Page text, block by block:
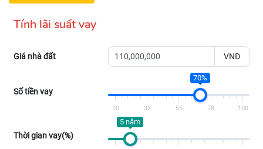
Tính lãi suất vay
Giá nhà đất VNĐ
Số tiền vay
70%
10 33 55 78 100
Thời gian vay(%)
5 năm